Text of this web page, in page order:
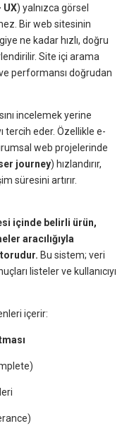
UX) yalnızca görsel
Bir web sitesinin
ne kadar hızlı, doğru
Site içi arama
performansı doğrudan
incelemek yerine
tercih eder. Özellikle e-
web projelerinde
journey) hızlandırır,
süresini artırır.
içinde belirli ürün,
aracılığıyla
Bu sistem; veri
listeler ve kullanıcıyı
içerir: